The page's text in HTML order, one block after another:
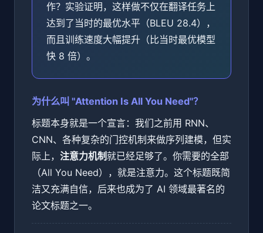
作？实验证明，这样做不仅在翻译任务上
达到了当时的最优水平（BLEU 28.4），
而且训练速度大幅提升（比当时最优模型
快 8 倍）。
为什么叫 "Attention Is All You Need"？
标题本身就是一个宣言：我们之前用 RNN、
CNN、各种复杂的门控机制来做序列建模，但实
际上， 注意力机制就已经足够了。你需要的全部
（All You Need），就是注意力。这个标题既简
洁又充满自信，后来也成为了 AI 领域最著名的
论文标题之一。